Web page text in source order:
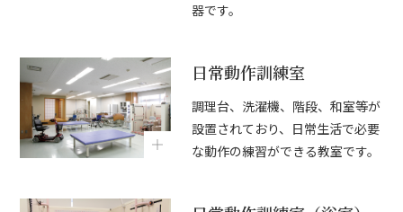
器です。
日常動作訓練室
調理台、洗濯機、階段、和室等が
設置されており、日常生活で必要
な動作の練習ができる教室です。